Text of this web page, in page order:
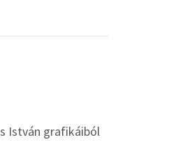
István grafikáiból